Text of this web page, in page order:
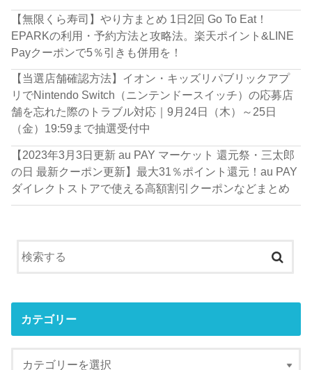
【無限くら寿司】やり方まとめ 1日2回 Go To Eat！
EPARKの利用・予約方法と攻略法。楽天ポイント&LINE
Payクーポンで5％引きも併用を！
【当選店舗確認方法】イオン・キッズリパブリックアプ
リでNintendo Switch（ニンテンドースイッチ）の応募店
舗を忘れた際のトラブル対応｜9月24日（木）～25日
（金）19:59まで抽選受付中
【2023年3月3日更新 au PAY マーケット 還元祭・三太郎
の日 最新クーポン更新】最大31％ポイント還元！au PAY
ダイレクトストアで使える高額割引クーポンなどまとめ
カテゴリー